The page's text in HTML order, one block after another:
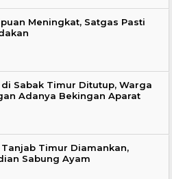
Meningkat, Satgas Pasti
Sabak Timur Ditutup, Warga
Adanya Bekingan Aparat
Timur Diamankan,
Sabung Ayam